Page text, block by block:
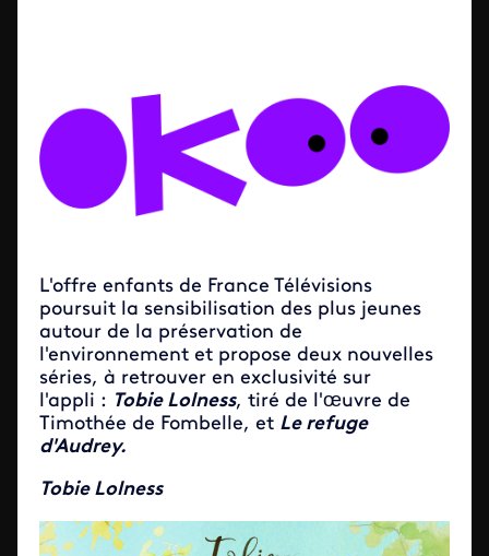
L'offre enfants de France Télévisions
poursuit la sensibilisation des plus jeunes
autour de la préservation de
l'environnement et propose deux nouvelles
séries, à retrouver en exclusivité sur
l'appli : Tobie Lolness, tiré de l'œuvre de
Timothée de Fombelle, et Le refuge
d'Audrey.
Tobie Lolness